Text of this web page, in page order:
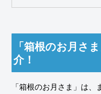
「箱根のお月さ
介！
「箱根のお月さま」は